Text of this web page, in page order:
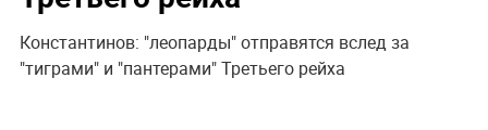
Константинов: "леопарды" отправятся вслед за
"тиграми" и "пантерами" Третьего рейха